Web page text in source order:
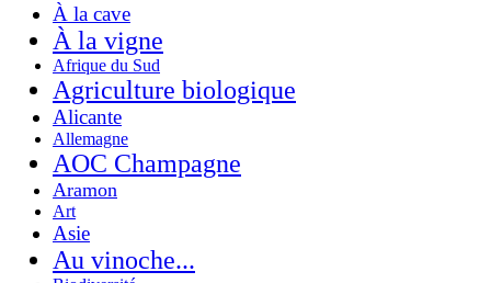
À la cave
À la vigne
Afrique du Sud
Agriculture biologique
Alicante
Allemagne
AOC Champagne
Aramon
Art
Asie
Au vinoche...